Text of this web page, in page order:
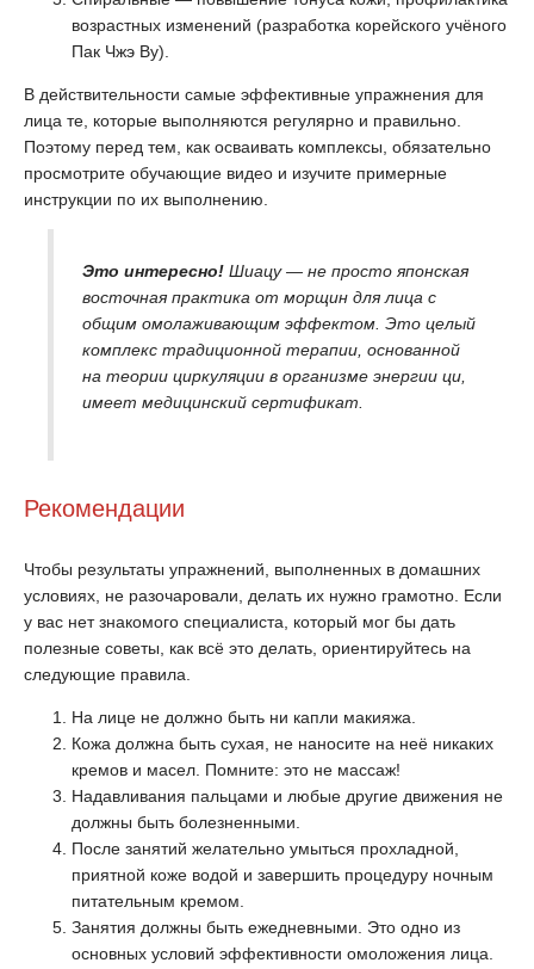
возрастных изменений (разработка корейского учёного
Пак Чжэ Ву).
В действительности самые эффективные упражнения для
лица те, которые выполняются регулярно и правильно.
Поэтому перед тем, как осваивать комплексы, обязательно
просмотрите обучающие видео и изучите примерные
инструкции по их выполнению.
Это интересно! Шиацу — не просто японская
восточная практика от морщин для лица с
общим омолаживающим эффектом. Это целый
комплекс традиционной терапии, основанной
на теории циркуляции в организме энергии ци,
имеет медицинский сертификат.
Рекомендации
Чтобы результаты упражнений, выполненных в домашних
условиях, не разочаровали, делать их нужно грамотно. Если
у вас нет знакомого специалиста, который мог бы дать
полезные советы, как всё это делать, ориентируйтесь на
следующие правила.
На лице не должно быть ни капли макияжа.
Кожа должна быть сухая, не наносите на неё никаких
кремов и масел. Помните: это не массаж!
Надавливания пальцами и любые другие движения не
должны быть болезненными.
После занятий желательно умыться прохладной,
приятной коже водой и завершить процедуру ночным
питательным кремом.
Занятия должны быть ежедневными. Это одно из
основных условий эффективности омоложения лица.